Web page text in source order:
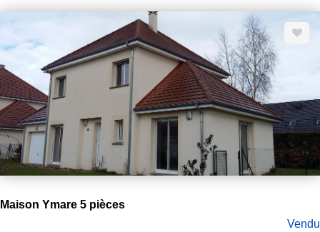
d'agence : 15.000 €
Maison Ymare 5 pièces
Vendu